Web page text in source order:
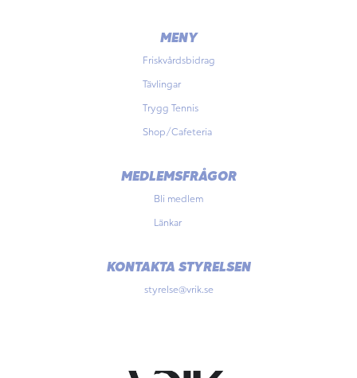
MENY
Friskvårdsbidrag
Tävlingar
Trygg Tennis
Shop/Cafeteria
MEDLEMSFRÅGOR
Bli medlem
Länkar
KONTAKTA STYRELSEN
styrelse@vrik.se